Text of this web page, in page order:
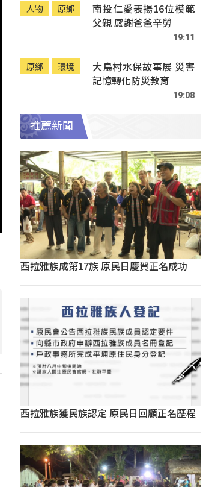
人物 原鄉
南投仁愛表揚16位模範
父親 感謝爸爸辛勞
19:11
原鄉 環境
大鳥村水保故事展 災害
記憶轉化防災教育
19:08
推薦新聞
西拉雅族成第17族 原民日慶賀正名成功
西拉雅族獲民族認定 原民日回顧正名歷程